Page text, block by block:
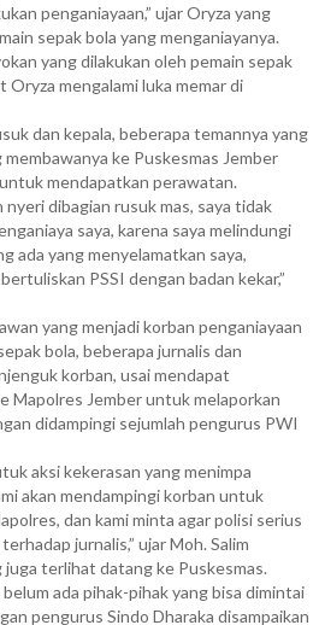
penganiayaan,” ujar Oryza yang
sepak bola yang menganiayanya.
yang dilakukan oleh pemain sepak
Oryza mengalami luka memar di
dan kepala, beberapa temannya yang
ke Puskesmas Jember
mendapatkan perawatan.
nyeri dibagian rusuk mas, saya tidak
saya, karena saya melindungi
ada yang menyelamatkan saya,
PSSI dengan badan kekar,”
yang menjadi korban penganiayaan
bola, beberapa jurnalis dan
korban, usai mendapat
Mapolres Jember untuk melaporkan
didampingi sejumlah pengurus PWI
aksi kekerasan yang menimpa
akan mendampingi korban untuk
dan kami minta agar polisi serius
jurnalis,” ujar Moh. Salim
terlihat datang ke Puskesmas.
ada pihak-pihak yang bisa dimintai
pengurus Sindo Dharaka disampaikan